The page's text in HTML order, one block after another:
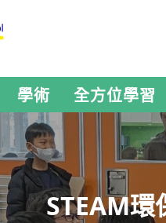
學術 全方位學習
STEAM環